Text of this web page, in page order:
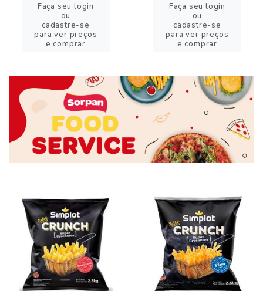
Faça seu login
ou
cadastre-se
para ver preços
e comprar
Faça seu login
ou
cadastre-se
para ver preços
e comprar